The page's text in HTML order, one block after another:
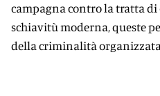
campagna contro la tratta di
schiavitù moderna, queste
della criminalità